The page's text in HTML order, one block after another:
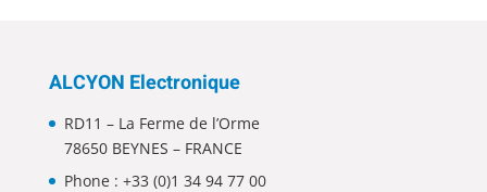
ALCYON Electronique
RD11 – La Ferme de l’Orme
78650 BEYNES – FRANCE
Phone : +33 (0)1 34 94 77 00